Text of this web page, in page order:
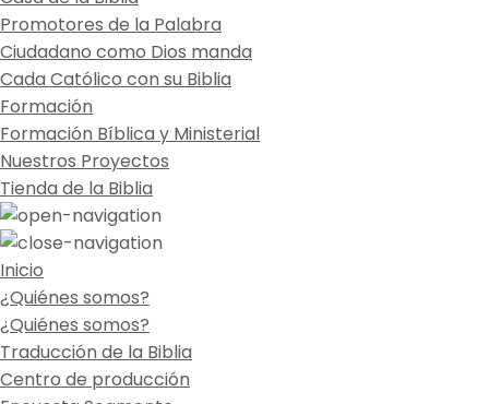
Promotores de la Palabra
Ciudadano como Dios manda
Cada Católico con su Biblia
Formación
Formación Bíblica y Ministerial
Nuestros Proyectos
Tienda de la Biblia
Inicio
¿Quiénes somos?
¿Quiénes somos?
Traducción de la Biblia
Centro de producción